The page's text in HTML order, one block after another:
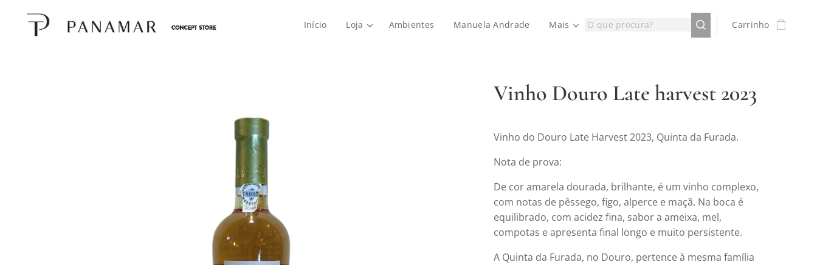
Início Loja Ambientes Manuela Andrade Mais Carrinho
Vinho Douro Late harvest 2023
Vinho do Douro Late Harvest 2023, Quinta da Furada.
Nota de prova:
De cor amarela dourada, brilhante, é um vinho complexo,
com notas de pêssego, figo, alperce e maçã. Na boca é
equilibrado, com acidez fina, sabor a ameixa, mel,
compotas e apresenta final longo e muito persistente.
A Quinta da Furada, no Douro, pertence à mesma família